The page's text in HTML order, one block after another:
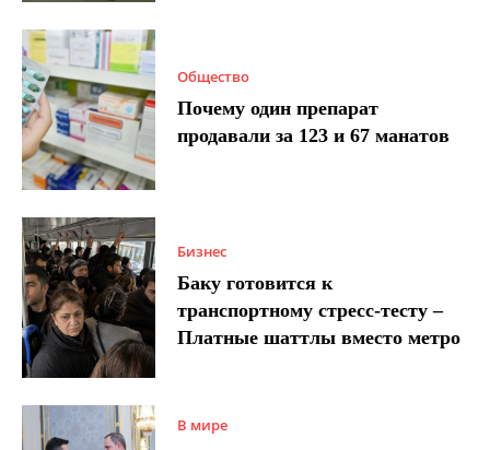
Общество
Почему один препарат
продавали за 123 и 67 манатов
Бизнес
Баку готовится к
транспортному стресс-тесту –
Платные шаттлы вместо метро
В мире